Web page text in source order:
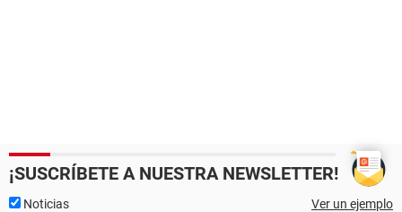
¡SUSCRÍBETE A NUESTRA NEWSLETTER!
Noticias Ver un ejemplo